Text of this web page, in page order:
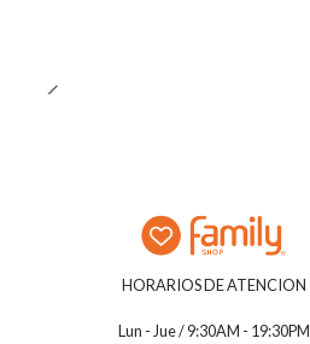
HORARIOS DE ATENCION
Lun - Jue / 9:30AM - 19:30PM